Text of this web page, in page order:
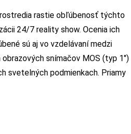
rastie obľúbenosť týchto
24/7 reality show. Ocenia ich
sú aj vo vzdelávaní medzi
snímačov MOS (typ 1″)
svetelných podmienkach. Priamy